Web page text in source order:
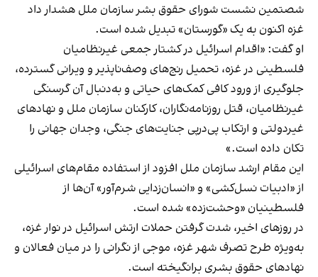
شصتمین نشست شورای حقوق بشر سازمان ملل هشدار داد
غزه اکنون به یک «گورستان» تبدیل شده است.
او گفت: «اقدام اسرائیل در کشتار جمعی غیرنظامیان
فلسطینی در غزه، تحمیل رنج‌های وصف‌ناپذیر و ویرانی گسترده،
جلوگیری از ورود کافی کمک‌های حیاتی و به‌دنبال آن گرسنگی
غیرنظامیان، قتل روزنامه‌نگاران، کارکنان سازمان ملل و نهادهای
غیردولتی و ارتکاب پی‌درپی جنایت‌های جنگی، وجدان جهانی را
تکان داده است.»
این مقام ارشد سازمان ملل افزود از استفاده مقام‌های اسرائیلی
از «ادبیات نسل‌کشی» و «انسان‌زدایی شرم‌آور» آن‌ها از
فلسطینیان «وحشت‌زده» شده است.
در روزهای اخیر، شدت گرفتن حملات ارتش اسرائیل در نوار غزه،
به‌ویژه طرح تصرف شهر غزه، موجی از نگرانی را در میان فعالان و
نهادهای حقوق بشری برانگیخته است.